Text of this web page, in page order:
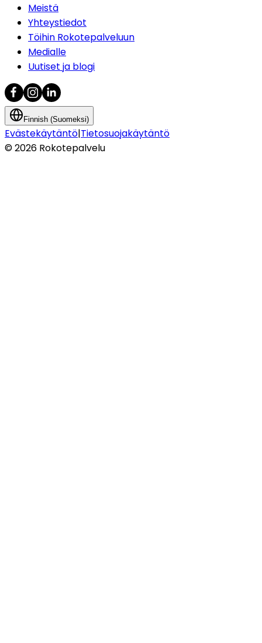
Meistä
Yhteystiedot
Töihin Rokotepalveluun
Medialle
Uutiset ja blogi
Finnish (Suomeksi)
Evästekäytäntö|Tietosuojakäytäntö
©2026 Rokotepalvelu